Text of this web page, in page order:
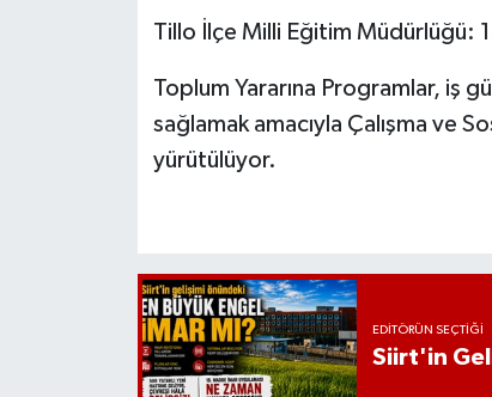
Tillo İlçe Milli Eğitim Müdürlüğü:
Toplum Yararına Programlar, iş
sağlamak amacıyla Çalışma ve
yürütülüyor.
EDITÖRÜN SEÇTIĞI
Siirt'in